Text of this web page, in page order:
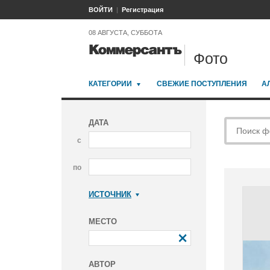
ВОЙТИ Регистрация
08 АВГУСТА, СУББОТА
Фото
КАТЕГОРИИ СВЕЖИЕ ПОСТУПЛЕНИЯ
ДАТА
с
по
ИСТОЧНИК
МЕСТО
АВТОР